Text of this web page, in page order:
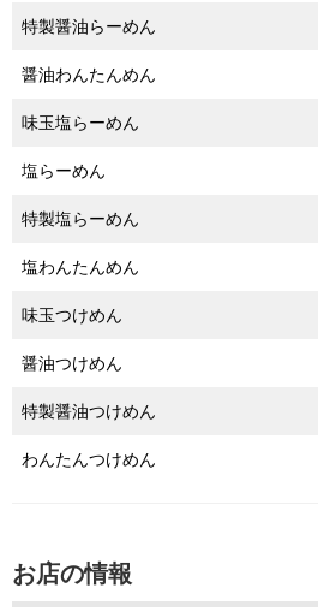
特製醤油らーめん
醤油わんたんめん
味玉塩らーめん
塩らーめん
特製塩らーめん
塩わんたんめん
味玉つけめん
醤油つけめん
特製醤油つけめん
わんたんつけめん
お店の情報